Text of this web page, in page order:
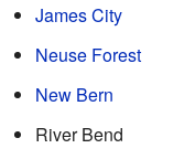
James City
Neuse Forest
New Bern
River Bend